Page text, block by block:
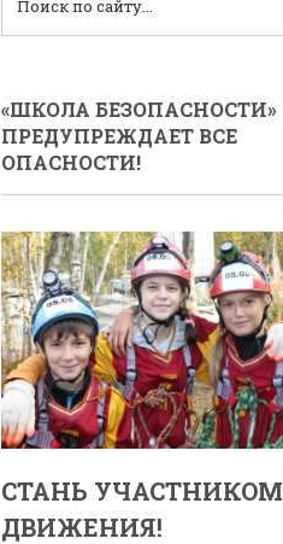
«ШКОЛА БЕЗОПАСНОСТИ»
ПРЕДУПРЕЖДАЕТ ВСЕ
ОПАСНОСТИ!
СТАНЬ УЧАСТНИКОМ
ДВИЖЕНИЯ!